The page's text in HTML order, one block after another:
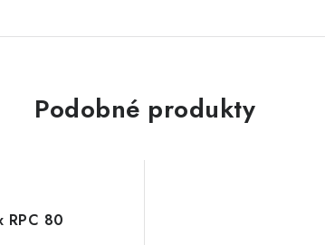
Podobné produkty
RPC 80